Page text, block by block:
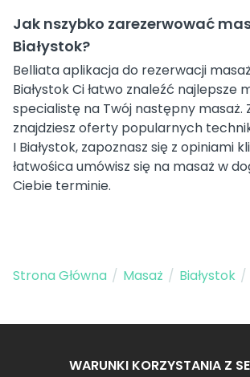
Jak nszybko zarezerwować
Białystok?
Belliata aplikacja do rezerwacji
Białystok Ci łatwo znaleźć najlepsze
specialistę na Twój następny masaż.
znajdziesz oferty popularnych
I Białystok, zapoznasz się z opiniami
łatwośica umówisz się na masaż w
Ciebie terminie.
Strona Główna / Masaż / Białystok /
WARUNKI KORZYSTANIA Z